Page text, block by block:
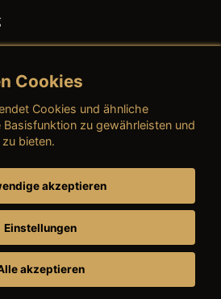
Cookies
Cookies und ähnliche
zu gewährleisten und
bieten.
akzeptieren
Einstellungen
akzeptieren